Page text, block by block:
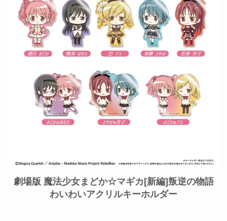
劇場版 魔法少女まどか☆マギカ[新編]叛逆の物語
わいわいアクリルキーホルダー